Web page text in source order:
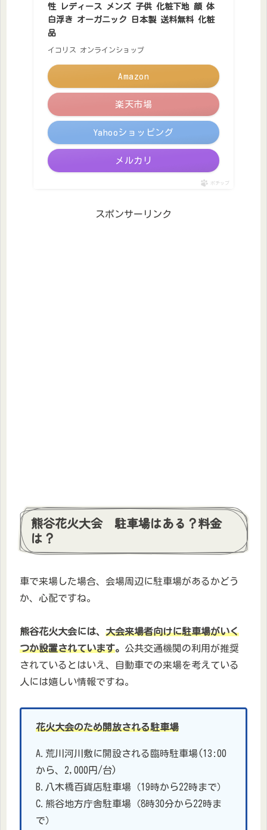
性 レディース メンズ 子供 化粧下地 顔 体
白浮き オーガニック 日本製 送料無料 化粧
品
イコリス オンラインショップ
Amazon
楽天市場
Yahooショッピング
メルカリ
ポチップ
スポンサーリンク
熊谷花火大会 駐車場はある？料金
は？
車で来場した場合、会場周辺に駐車場があるかどう
か、心配ですね。
熊谷花火大会には、 大会来場者向けに駐車場がいく
つか設置されています。 公共交通機関の利用が推奨
されているとはいえ、自動車での来場を考えている
人には嬉しい情報ですね。
花火大会のため開放される駐車場
A.荒川河川敷に開設される臨時駐車場(13:00
から、2,000円/台)
B.八木橋百貨店駐車場（19時から22時まで）
C.熊谷地方庁舎駐車場（8時30分から22時ま
で）